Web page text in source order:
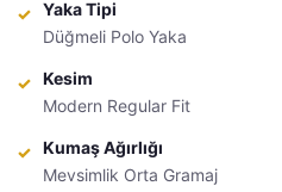
Yaka Tipi
Düğmeli Polo Yaka
Kesim
Modern Regular Fit
Kumaş Ağırlığı
Mevsimlik Orta Gramaj